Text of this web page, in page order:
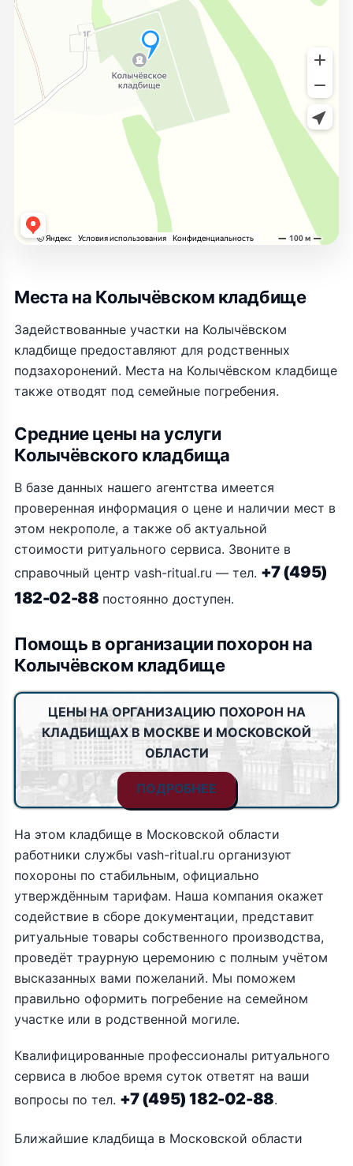
Места на Колычёвском кладбище
Задействованные участки на Колычёвском
кладбище предоставляют для родственных
подзахоронений. Места на Колычёвском кладбище
также отводят под семейные погребения.
Средние цены на услуги
Колычёвского кладбища
В базе данных нашего агентства имеется
проверенная информация о цене и наличии мест в
этом некрополе, а также об актуальной
стоимости ритуального сервиса. Звоните в
справочный центр vash-ritual.ru — тел. +7 (495)
182-02-88 постоянно доступен.
Помощь в организации похорон на
Колычёвском кладбище
ЦЕНЫ НА ОРГАНИЗАЦИЮ ПОХОРОН НА
КЛАДБИЩАХ В МОСКВЕ И МОСКОВСКОЙ
ОБЛАСТИ
ПОДРОБНЕЕ
На этом кладбище в Московской области
работники службы vash-ritual.ru организуют
похороны по стабильным, официально
утверждённым тарифам. Наша компания окажет
содействие в сборе документации, представит
ритуальные товары собственного производства,
проведёт траурную церемонию с полным учётом
высказанных вами пожеланий. Мы поможем
правильно оформить погребение на семейном
участке или в родственной могиле.
Квалифицированные профессионалы ритуального
сервиса в любое время суток ответят на ваши
вопросы по тел. +7 (495) 182-02-88.
Ближайшие кладбища в Московской области